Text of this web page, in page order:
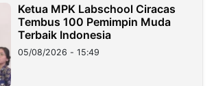
Ketua MPK Labschool Ciracas
Tembus 100 Pemimpin Muda
Terbaik Indonesia
05/08/2026 - 15:49